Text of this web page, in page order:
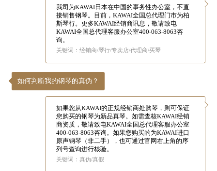
系
我司为KAWAI日本在中国的事务性办公室，不直
接销售钢琴。目前，KAWAI全国总代理门市为柏
斯琴行。更多KAWAI经销商讯息，敬请致电
KAWAI全国总代理客服办公室400-063-8063咨
询。
关键词：经销商/琴行/专卖店/代理商/买琴
如何判断我的钢琴的真伪？
如果您从KAWAI的正规经销商处购琴，则可保证
您购买的钢琴为新品真琴。如需查核KAWAI经销
商资质，敬请致电KAWAI全国总代理客服办公室
400-063-8063咨询。如果您购买的为KAWAI进口
原声钢琴（非二手），也可通过官网右上角的序
列号查询进行核验。
关键词：真伪/真假